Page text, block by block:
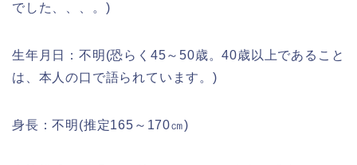
でした、、、。)
生年月日：不明(恐らく45～50歳。40歳以上であること
は、本人の口で語られています。)
身長：不明(推定165～170㎝)